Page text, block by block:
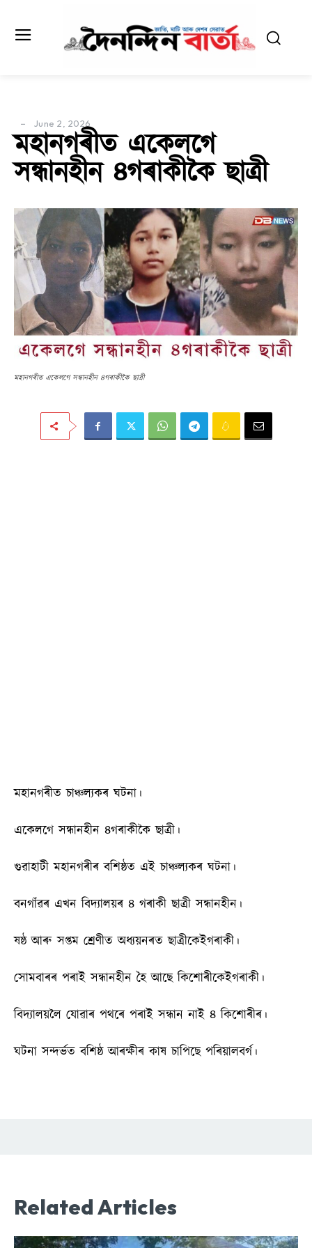
June 2, 2026
মহানগৰীত একেলগে
সন্ধানহীন ৪গৰাকীকৈ ছাত্ৰী
মহানগৰীত একেলগে সন্ধানহীন ৪গৰাকীকৈ ছাত্ৰী
মহানগৰীত চাঞ্চল্যকৰ ঘটনা।
একেলগে সন্ধানহীন ৪গৰাকীকৈ ছাত্ৰী।
গুৱাহাটী মহানগৰীৰ বশিষ্ঠত এই চাঞ্চল্যকৰ ঘটনা।
বনগাঁৱৰ এখন বিদ্যালয়ৰ ৪ গৰাকী ছাত্রী সন্ধানহীন।
ষষ্ঠ আৰু সপ্তম শ্ৰেণীত অধ্যয়নৰত ছাত্ৰীকেইগৰাকী।
সোমবাৰৰ পৰাই সন্ধানহীন হৈ আছে কিশোৰীকেইগৰাকী।
বিদ্যালয়লৈ যোৱাৰ পথৰে পৰাই সন্ধান নাই ৪ কিশোৰীৰ।
ঘটনা সন্দৰ্ভত বশিষ্ঠ আৰক্ষীৰ কাষ চাপিছে পৰিয়ালবৰ্গ।
Related Articles